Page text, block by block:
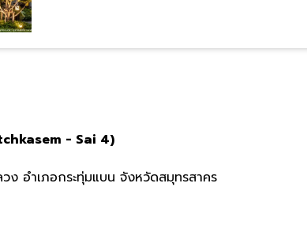
- Sai 4)
อำเภอกระทุ่มแบน จังหวัดสมุทรสาคร